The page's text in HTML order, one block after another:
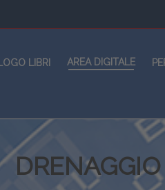
LIBRI AREA DIGITALE